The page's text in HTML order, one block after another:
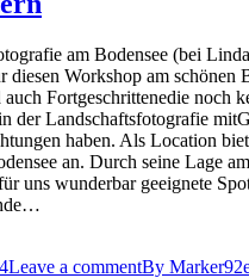
am Bodensee (bei
diesen Workshop am schönen
Fortgeschrittenedie noch
der Landschaftsfotografie
haben. Als Location
an. Durch seine Lage
uns wunderbar geeignete
Leave a commentBy